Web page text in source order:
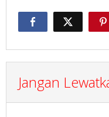
Jangan